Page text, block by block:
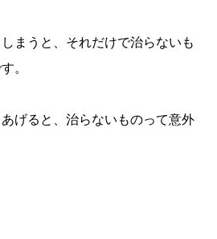
まうと、それだけで治らないも
。
げると、治らないものって意外